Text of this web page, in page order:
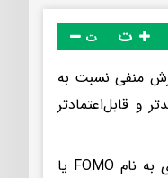
ت
منفی نسبت به
و قابل‌اعتمادتر
وقتی صحبت از ابزارهای هوش مصنوعی می‌شود، بسیاری از دانشمندان دچار پدیده‌ای به نام FOMO یا